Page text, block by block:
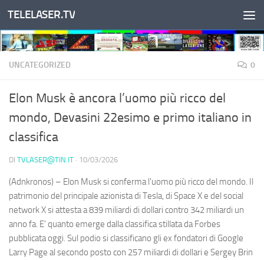
Salta al contenuto
TELELASER.TV
UNCATEGORIZED 0
Elon Musk è ancora l’uomo più ricco del
mondo, Devasini 22esimo e primo italiano in
classifica
DI TVLASER@TIN.IT · 10/03/2026
(Adnkronos) – Elon Musk si conferma l'uomo più ricco del mondo. Il
patrimonio del principale azionista di Tesla, di Space X e del social
network X si attesta a 839 miliardi di dollari contro 342 miliardi un
anno fa. E' quanto emerge dalla classifica stillata da Forbes
pubblicata oggi. Sul podio si classificano gli ex fondatori di Google
Larry Page al secondo posto con 257 miliardi di dollari e Sergey Brin